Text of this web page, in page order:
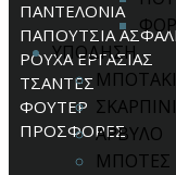
ΥΠΟΔΗΣΗ
ΜΠΟΤΑΚΙ
ΣΚΑΡΠΙΝΙ
ΑΡΒΥΛΟ
ΜΠΟΤΕΣ
ΠΑΝΤΕΛΟΝΙΑ
ΠΑΠΟΥΤΣΙΑ
ΡΟΥΧΑ ΕΡΓΑΣΙΑΣ
ΤΣΑΝΤΕΣ
ΦΟΥΤΕΡ
ΠΡΟΣΦΟΡΕΣ